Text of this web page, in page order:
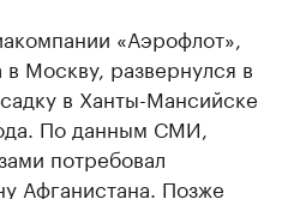
«Аэрофлот»,
Москву, развернулся в
в Ханты-Мансийске
По данным СМИ,
потребовал
Афганистана. Позже